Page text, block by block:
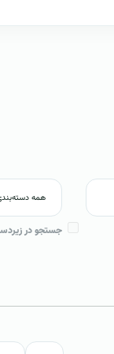
جستجو در